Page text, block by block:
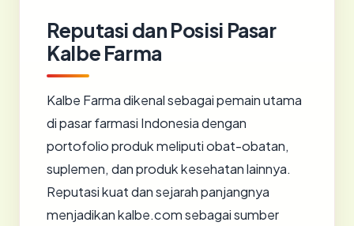
Reputasi dan Posisi Pasar
Kalbe Farma
Kalbe Farma dikenal sebagai pemain utama
di pasar farmasi Indonesia dengan
portofolio produk meliputi obat-obatan,
suplemen, dan produk kesehatan lainnya.
Reputasi kuat dan sejarah panjangnya
menjadikan kalbe.com sebagai sumber